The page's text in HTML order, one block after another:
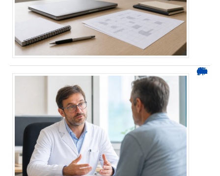
Durée d’arrêt après un stent : des repères, pas une règle fixe